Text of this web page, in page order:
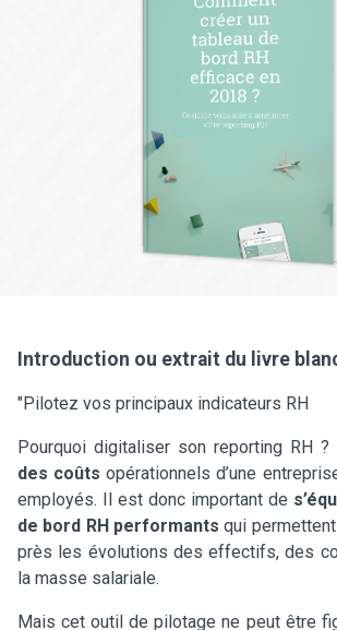
Introduction ou extrait du livre
"Pilotez vos principaux indicateurs RH
Pourquoi digitaliser son reporting RH ?
des coûts opérationnels d’une
employés. Il est donc important de
de bord RH performants qui
près les évolutions des effectifs, des
la masse salariale.
Mais cet outil de pilotage ne peut être